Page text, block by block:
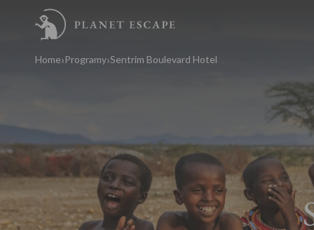
Home Programy Sentrim Boulevard Hotel